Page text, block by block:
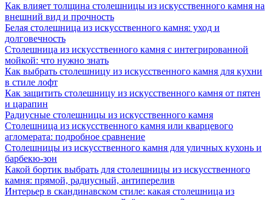
Как влияет толщина столешницы из искусственного камня на
внешний вид и прочность
Белая столешница из искусственного камня: уход и
долговечность
Столешница из искусственного камня с интегрированной
мойкой: что нужно знать
Как выбрать столешницу из искусственного камня для кухни
в стиле лофт
Как защитить столешницу из искусственного камня от пятен
и царапин
Радиусные столешницы из искусственного камня
Столешница из искусственного камня или кварцевого
агломерата: подробное сравнение
Столешницы из искусственного камня для уличных кухонь и
барбекю-зон
Какой бортик выбрать для столешницы из искусственного
камня: прямой, радиусный, антиперелив
Интерьер в скандинавском стиле: какая столешница из